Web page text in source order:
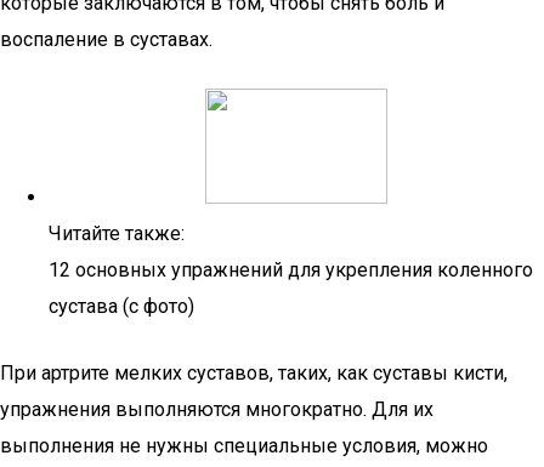
воспаление в суставах.
Читайте также:
12 основных упражнений для укрепления коленного
сустава (с фото)
При артрите мелких суставов, таких, как суставы кисти,
упражнения выполняются многократно. Для их
выполнения не нужны специальные условия, можно